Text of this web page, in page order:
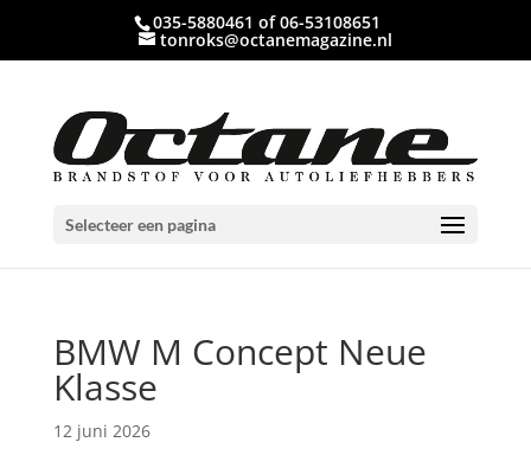
035-5880461 of 06-53108651
tonroks@octanemagazine.nl
Selecteer een pagina
BMW M Concept Neue
Klasse
12 juni 2026